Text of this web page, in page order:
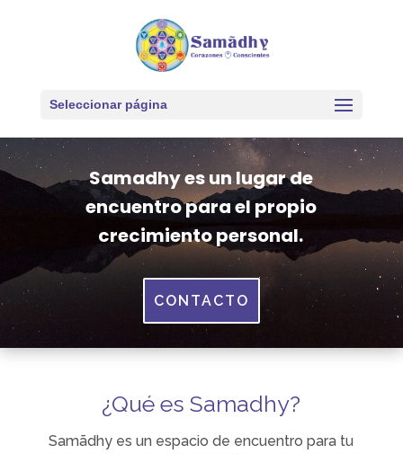
Seleccionar página
Samadhy es un lugar de
encuentro para el propio
crecimiento personal.
CONTACTO
¿Qué es Samadhy?
Samãdhy es un espacio de encuentro para tu